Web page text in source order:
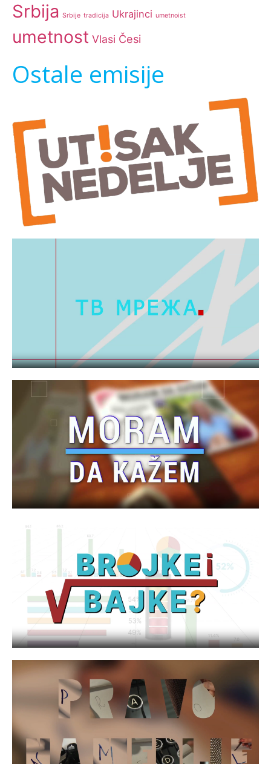
Srbija Srbije tradicija Ukrajinci umetnoist
umetnost Vlasi Česi
Ostale emisije